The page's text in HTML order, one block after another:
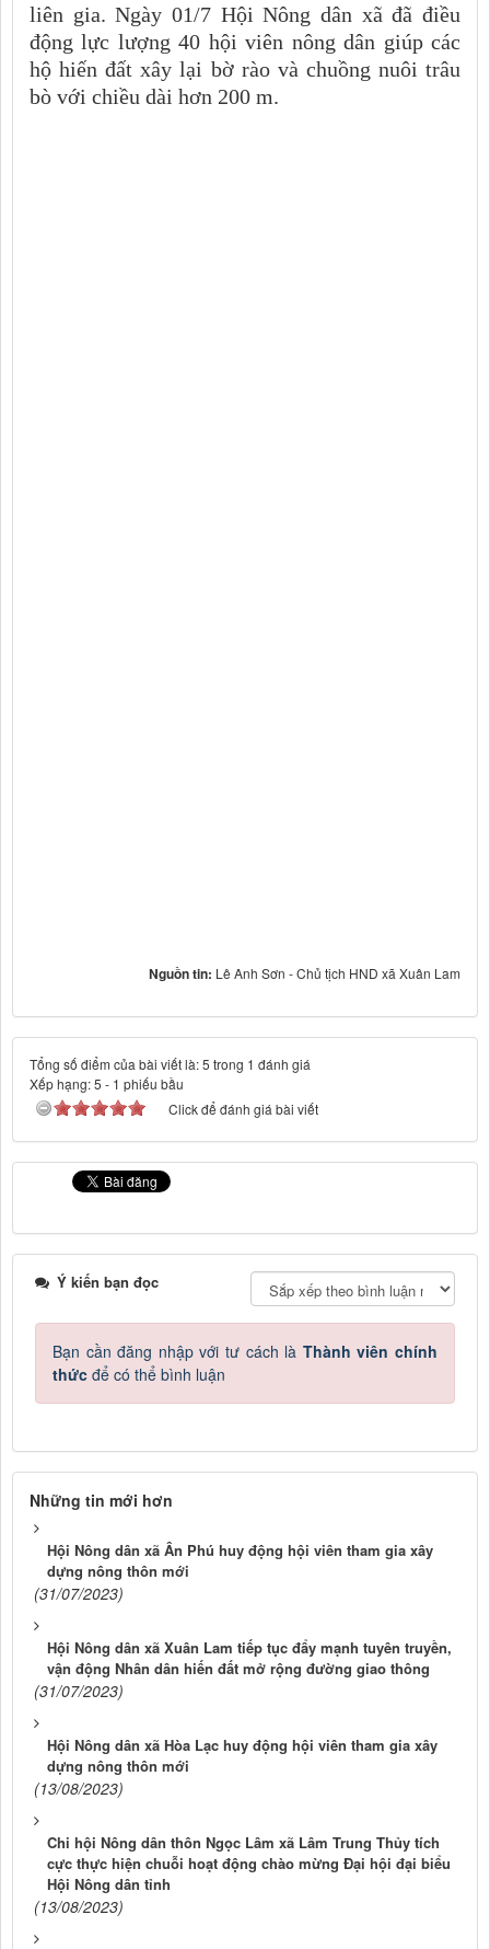
liên gia. Ngày 01/7 Hội Nông dân xã đã điều
động lực lượng 40 hội viên nông dân giúp các
hộ hiến đất xây lại bờ rào và chuồng nuôi trâu
bò với chiều dài hơn 200 m.
Nguồn tin: Lê Anh Sơn - Chủ tịch HND xã Xuân Lam
Tổng số điểm của bài viết là: 5 trong 1 đánh giá
Xếp hạng:5 - 1 phiếu bầu
Click để đánh giá bài viết
Ý kiến bạn đọc
Bạn cần đăng nhập với tư cách là Thành viên chính
thức để có thể bình luận
Những tin mới hơn
Hội Nông dân xã Ân Phú huy động hội viên tham gia xây
dựng nông thôn mới
(31/07/2023)
Hội Nông dân xã Xuân Lam tiếp tục đẩy mạnh tuyên truyền,
vận động Nhân dân hiến đất mở rộng đường giao thông
(31/07/2023)
Hội Nông dân xã Hòa Lạc huy động hội viên tham gia xây
dựng nông thôn mới
(13/08/2023)
Chi hội Nông dân thôn Ngọc Lâm xã Lâm Trung Thủy tích
cực thực hiện chuỗi hoạt động chào mừng Đại hội đại biểu
Hội Nông dân tỉnh
(13/08/2023)